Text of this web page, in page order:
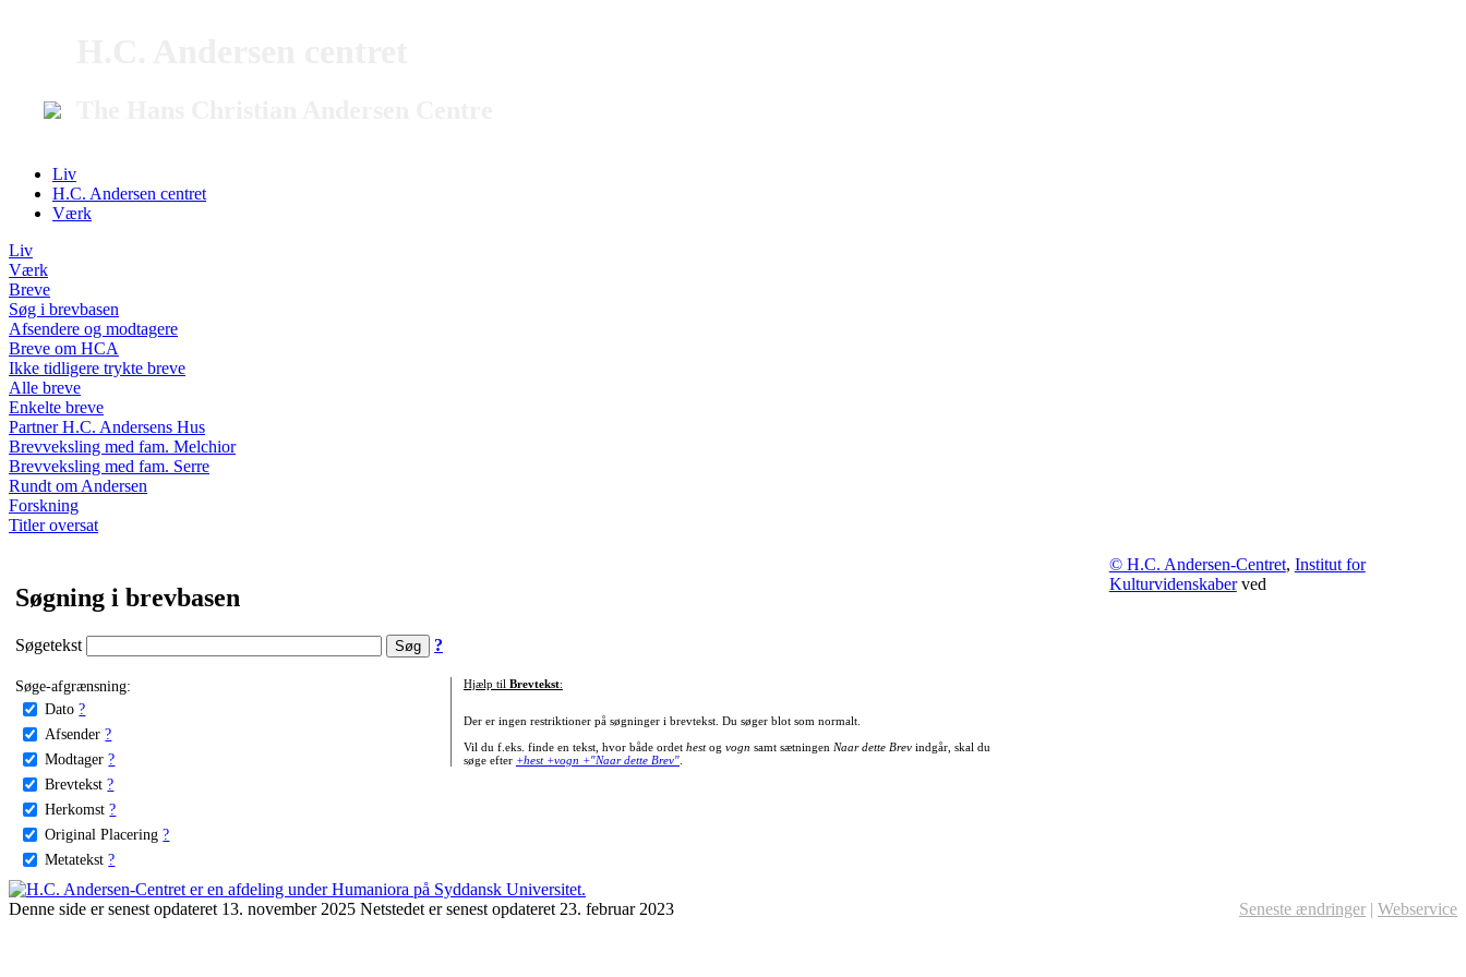
Liv
H.C. Andersen centret
Værk
Liv
Værk
Breve
Søg i brevbasen
Afsendere og modtagere
Breve om HCA
Ikke tidligere trykte breve
Alle breve
Enkelte breve
Partner H.C. Andersens Hus
Brevveksling med fam. Melchior
Brevveksling med fam. Serre
Rundt om Andersen
Forskning
Titler oversat
Søgning i brevbasen
Søgetekst ?
Søge-afgrænsning:
Dato ?
Afsender ?
Modtager ?
Brevtekst ?
Herkomst ?
Original Placering ?
Metatekst ?
Hjælp til Brevtekst:
Der er ingen restriktioner på søgninger i brevtekst. Du søger blot som normalt.
Vil du f.eks. finde en tekst, hvor både ordet hestog vogn samt sætningen Naar dette Brevindgår, skal du
søge efter +hest +vogn +"Naar dette Brev".
© H.C. Andersen-Centret, Institut for
Kulturvidenskaberved
Denne side er senest opdateret 13. november 2025 Netstedet er senest opdateret 23. februar 2023 Seneste ændringer | Webservice